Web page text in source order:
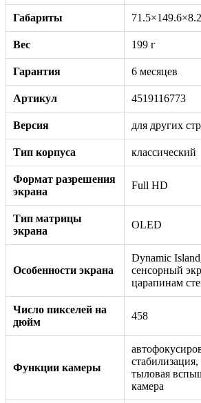
Габариты
Вес 199 г
Гарантия 6 месяцев
Артикул 4519116773
Версия для других
Тип корпуса классический
Формат разрешения
экрана
Full HD
Тип матрицы
экрана
OLED
Особенности экрана
Dynamic
сенсорный
царапинам
Число пикселей на
дюйм
458
Функции камеры
тыловая
камера